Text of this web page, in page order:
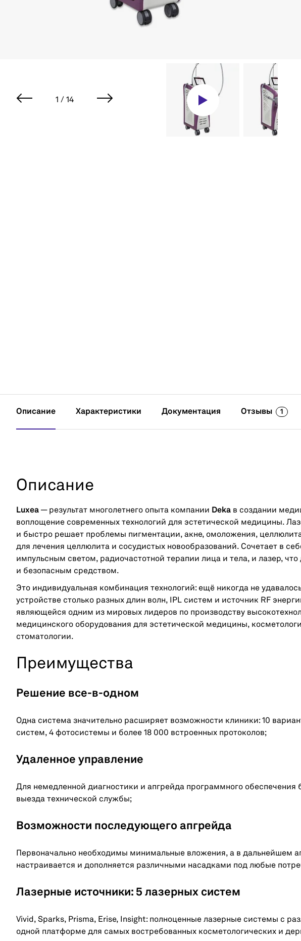
1 / 14
Описание Характеристики Документация Отзывы 1
Описание
Luxea — результат многолетнего опыта компании Deka в создании
воплощение современных технологий для эстетической медицины.
и быстро решает проблемы пигментации, акне, омоложения,
для лечения целлюлита и сосудистых новообразований. Сочетает в
импульсным светом, радиочастотной терапии лица и тела, и лазер,
и безопасным средством.
Это индивидуальная комбинация технологий: ещё никогда не
устройстве столько разных длин волн, IPL систем и источник RF
являющейся одним из мировых лидеров по производству
медицинского оборудования для эстетической медицины,
стоматологии.
Преимущества
Решение все-в-одном
Одна система значительно расширяет возможности клиники: 10
систем, 4 фотосистемы и более 18 000 встроенных протоколов;
Удаленное управление
Для немедленной диагностики и апгрейда программного обеспечения
выезда технической службы;
Возможности последующего апгрейда
Первоначально необходимы минимальные вложения, а в дальнейшем
настраивается и дополняется различными насадками под любые
Лазерные источники: 5 лазерных систем
Vivid, Sparks, Prisma, Erise, Insight: полноценные лазерные системы с
одной платформе для самых востребованных косметологических и